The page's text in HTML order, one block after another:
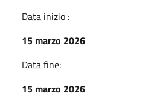
Data inizio :
15 marzo 2026
Data fine:
15 marzo 2026